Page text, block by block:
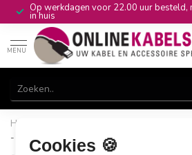
Cookies 🍪
Op werkdagen voor 22.00 uur besteld,
in huis
MENU
Home
- Apple Lightning - USB2.0